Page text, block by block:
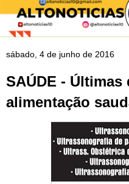
sábado, 4 de junho de 2016
SAÚDE - Últimas
alimentação